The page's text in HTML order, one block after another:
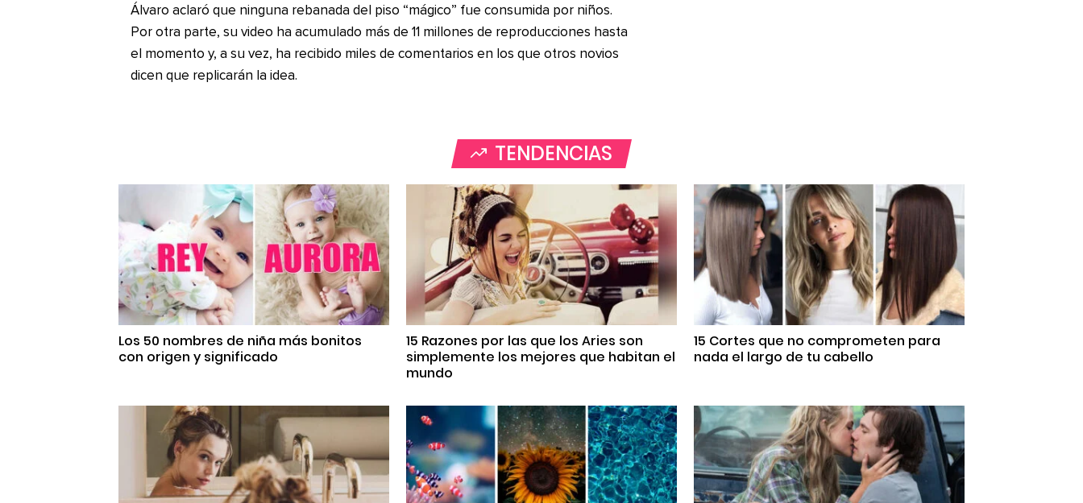
Álvaro aclaró que ninguna rebanada del piso “mágico” fue consumida por niños.
Por otra parte, su video ha acumulado más de 11 millones de reproducciones hasta
el momento y, a su vez, ha recibido miles de comentarios en los que otros novios
dicen que replicarán la idea.
TENDENCIAS
Los 50 nombres de niña más bonitos
con origen y significado
15 Razones por las que los Aries son
simplemente los mejores que habitan el
mundo
15 Cortes que no comprometen para
nada el largo de tu cabello